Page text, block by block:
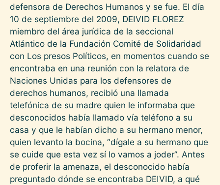
defensora de Derechos Humanos y se fue. El día
10 de septiembre del 2009, DEIVID FLOREZ
miembro del área jurídica de la seccional
Atlántico de la Fundación Comité de Solidaridad
con Los presos Políticos, en momentos cuando se
encontraba en una reunión con la relatora de
Naciones Unidas para los defensores de
derechos humanos, recibió una llamada
telefónica de su madre quien le informaba que
desconocidos había llamado vía teléfono a su
casa y que le habían dicho a su hermano menor,
quien levanto la bocina, “dígale a su hermano que
se cuide que esta vez sí lo vamos a joder”. Antes
de proferir la amenaza, el desconocido había
preguntado dónde se encontraba DEIVID, a qué